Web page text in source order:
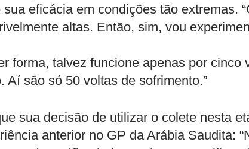
eficácia em condições tão extremas.
altas. Então, sim, vou
forma, talvez funcione apenas por cinco
Aí são só 50 voltas de sofrimento.”
sua decisão de utilizar o colete nesta
anterior no GP da Arábia Saudita: